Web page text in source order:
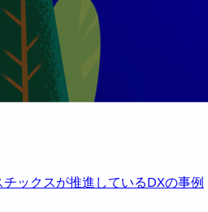
ックスが推進しているDXの事例